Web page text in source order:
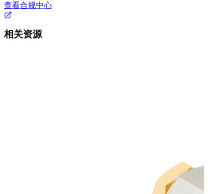
查看合规中心
相关资源